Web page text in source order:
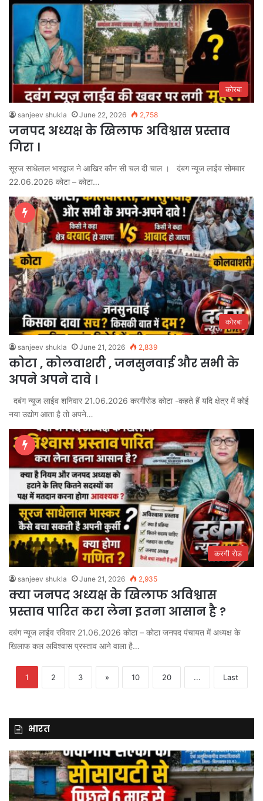
कोरबा
sanjeev shukla June 22, 2026 2,758
जनपद अध्यक्ष के खिलाफ अविश्वास प्रस्ताव
गिरा ।
सूरज साधेलाल भारद्वाज ने आखिर कौन सी चल दी चाल । दंबग न्यूज लाईव सोमवार
22.06.2026 कोटा – कोटा…
कोरबा
sanjeev shukla June 21, 2026 2,839
कोटा , कोलवाशरी , जनसुनवाई और सभी के
अपने अपने दावे ।
दबंग न्यूज लाईव शनिवार 21.06.2026 करगीरोड कोटा -कहते हैं यदि क्षेत्र में कोई
नया उद्योग आता है तो अपने…
करगी रोड
sanjeev shukla June 21, 2026 2,935
क्या जनपद अध्यक्ष के खिलाफ अविश्वास
प्रस्ताव पारित करा लेना इतना आसान है ?
दबंग न्यूज लाईव रविवार 21.06.2026 कोटा – कोटा जनपद पंचायत में अध्यक्ष के
खिलाफ कल अविश्वास प्रस्ताव आने वाला है…
1 2 3 » 10 20 ... Last
भारत